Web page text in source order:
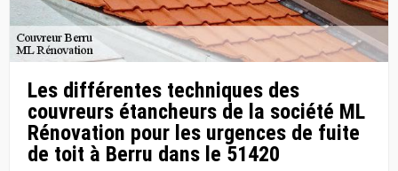
Les différentes techniques des
couvreurs étancheurs de la société ML
Rénovation pour les urgences de fuite
de toit à Berru dans le 51420